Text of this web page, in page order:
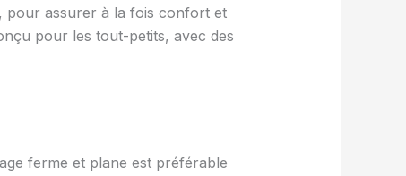
pour assurer à la fois confort et
pour les tout-petits, avec des
ferme et plane est préférable